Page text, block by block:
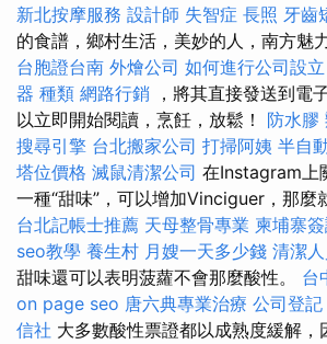
新北按摩服務 設計師 失智症 長照 牙齒
的食譜，鄉村生活，美妙的人，南方魅
台胞證台南 外燴公司 如何進行公司設立
器 種類 網路行銷 ，將其直接發送到電
以立即開始閱讀，烹飪，放鬆！ 防水膠
搜尋引擎 台北搬家公司 打掃阿姨 半自
塔位價格 滅鼠清潔公司 在Instagram上
一種“甜味”，可以增加Vinciguer，那麼
台北記帳士推薦 天母整骨專業 柬埔寨
seo教學 養生村 月嫂一天多少錢 清潔人
甜味還可以表明菠蘿不會那麼酸性。 台
on page seo 唐六典專業治療 公司登記
信社 大多數酸性票證都以成熟度緩解，